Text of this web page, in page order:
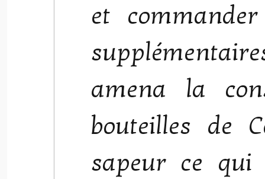
et
amena la
bouteilles de
sapeur ce qui